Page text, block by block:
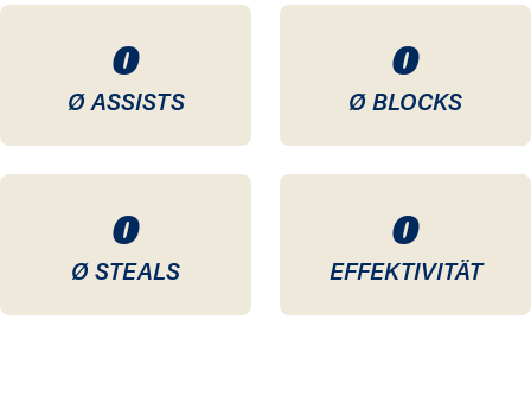
0
Ø ASSISTS
0
Ø BLOCKS
0
Ø STEALS
0
EFFEKTIVITÄT